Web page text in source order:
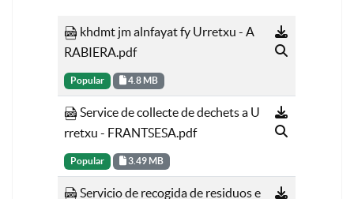
khdmt jm alnfayat fy Urretxu - A
RABIERA.pdf
Popular 4.8 MB
Service de collecte de dechets a U
rretxu - FRANTSESA.pdf
Popular 3.49 MB
Servicio de recogida de residuos e